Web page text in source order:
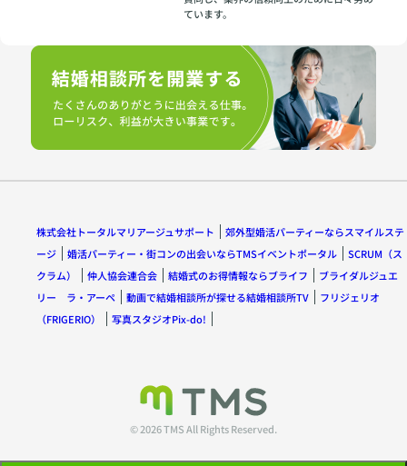
ています。
株式会社トータルマリアージュサポート
郊外型婚活パーティーならスマイルステ
ージ
婚活パーティー・街コンの出会いならTMSイベントポータル
SCRUM（ス
クラム）
仲人協会連合会 結婚式のお得情報ならブライフ
ブライダルジュエ
リー ラ・アーペ
動画で結婚相談所が探せる結婚相談所TV
フリジェリオ
（FRIGERIO）
写真スタジオPix-do!
© 2026 TMS All Rights Reserved.